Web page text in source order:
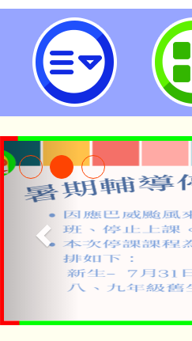
neilrpjhstyc網站
淨零綠生